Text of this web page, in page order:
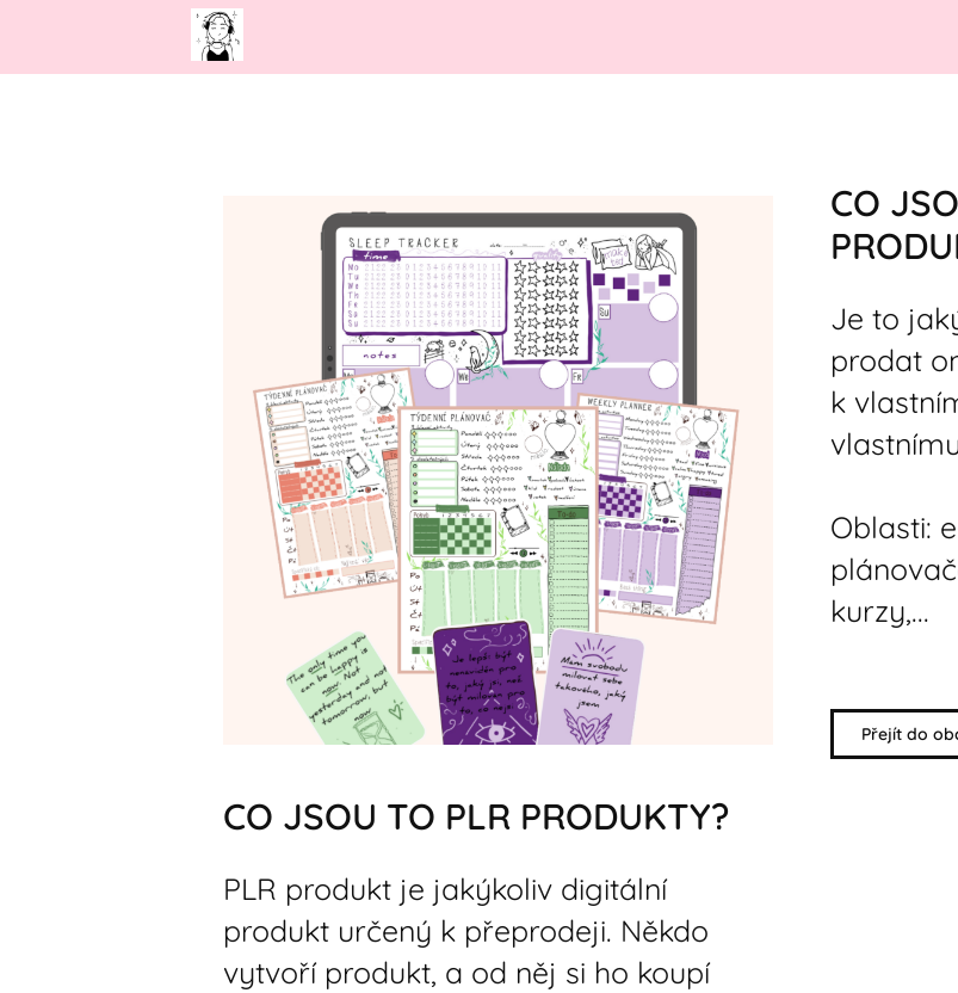
CO
Je to
prodat
k
Oblasti:
kurzy,...
Přejít do
CO JSOU TO PLR PRODUKTY?
PLR produkt je jakýkoliv digitální
produkt určený k přeprodeji. Někdo
vytvoří produkt, a od něj si ho koupí